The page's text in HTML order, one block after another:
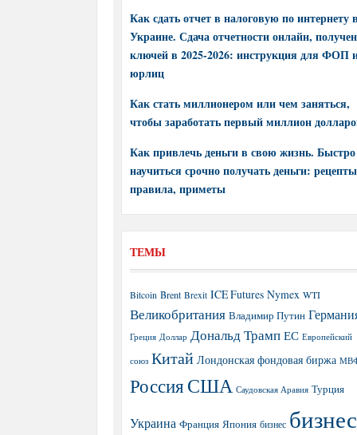
Как сдать отчет в налоговую по интернету в
Украине. Сдача отчетности онлайн,
ключей в 2025-2026: инструкция для ФОП
юрлиц
Как стать миллионером или чем заняться,
чтобы заработать первый миллион
Как привлечь деньги в свою жизнь. Быстро
научиться срочно получать деньги:
правила, приметы
ТЕМЫ
Bitcoin Brent Brexit ICE Futures Nymex WTI
Великобритания Владимир Путин
Греция Доллар Дональд Трамп ЕС Европейский
союз Китай Лондонская фондовая биржа
РоссияСША Саудовская Аравия Турция
Украина Франция Япония бизнес бизнес